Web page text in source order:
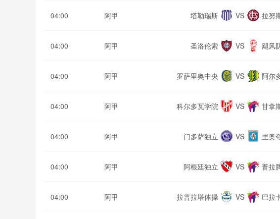
04:00 阿甲 塔勒瑞斯 VS 拉努
04:00 阿甲 圣洛伦索 VS 飓风
04:00 阿甲 罗萨里奥中央 VS 阿尔
04:00 阿甲 科尔多瓦学院 VS 甘拿
04:00 阿甲 门多萨独立 VS 里奥
04:00 阿甲 阿根廷独立 VS 普拉
04:00 阿甲 拉普拉塔体操 VS 巴拉